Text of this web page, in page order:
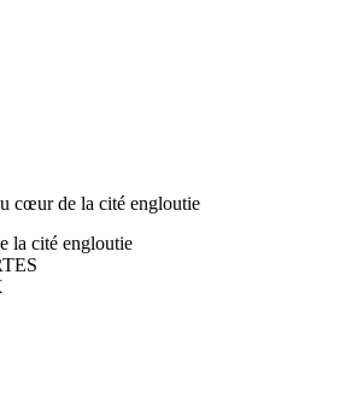
cœur de la cité engloutie
la cité engloutie